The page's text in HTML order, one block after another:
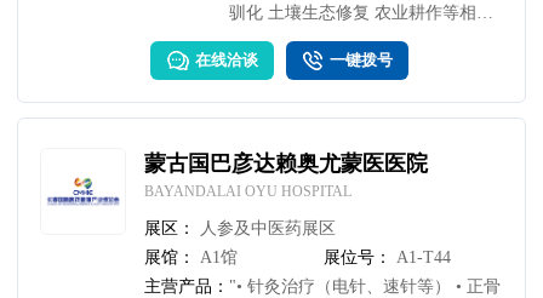
驯化 土壤生态修复 农业耕作等相关
活动
在线洽谈 一键拨号
蒙古国巴彦达赖奥尤蒙医医院
BAYANDALAI OYU HOSPITAL
展区：
人参及中医药展区
展馆：
A1馆 展位号：
A1-T44
主营产品： "• 针灸治疗（电针、速针等） • 正骨